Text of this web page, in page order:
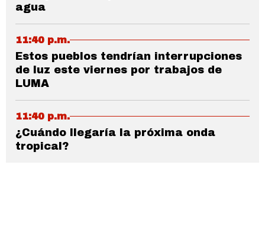
agua
11:40 p.m.
Estos pueblos tendrían interrupciones
de luz este viernes por trabajos de
LUMA
11:40 p.m.
¿Cuándo llegaría la próxima onda
tropical?